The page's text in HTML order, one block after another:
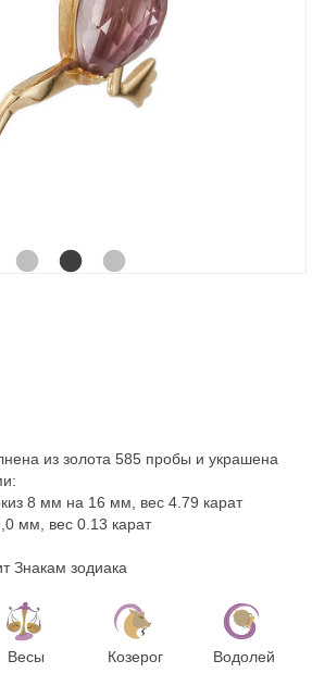
из золота 585 пробы и украшена
8 мм на 16 мм, вес 4.79 карат
мм, вес 0.13 карат
Знакам зодиака
Весы Козерог Водолей